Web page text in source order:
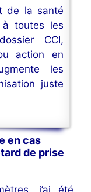
de la santé
à toutes les
CCI,
action en
les
juste
en cas
de prise
j’ai été